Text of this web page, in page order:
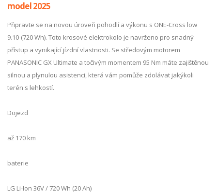
model 2025
Připravte se na novou úroveň pohodlí a výkonu s ONE-Cross low
9.10-(720 Wh). Toto krosové elektrokolo je navrženo pro snadný
přístup a vynikající jízdní vlastnosti. Se středovým motorem
PANASONIC GX Ultimate a točivým momentem 95 Nm máte zajištěnou
silnou a plynulou asistenci, která vám pomůže zdolávat jakýkoli
terén s lehkostí.
Dojezd
až 170 km
baterie
LG Li-Ion 36V / 720 Wh (20 Ah)